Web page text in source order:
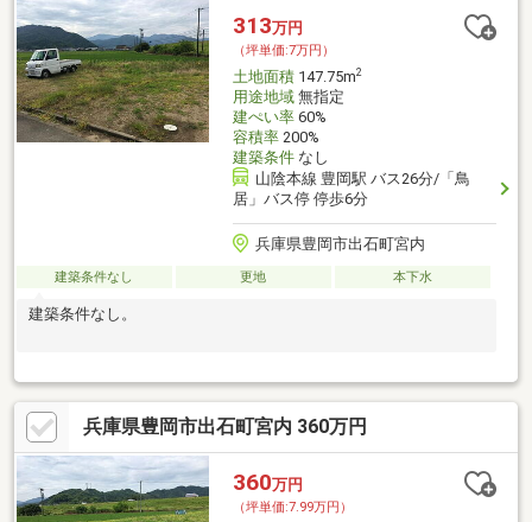
313万円
（坪単価:7万円）
土地面積147.75m2
用途地域無指定
建ぺい率60%
容積率200%
建築条件なし
山陰本線 豊岡駅 バス26分/「鳥
居」バス停 停歩6分
兵庫県豊岡市出石町宮内
建築条件なし 更地 本下水
建築条件なし。
兵庫県豊岡市出石町宮内 360万円
360万円
（坪単価:7.99万円）